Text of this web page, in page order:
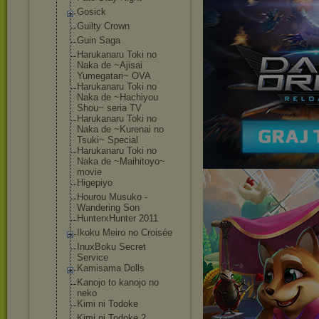
Gosick
Guilty Crown
Guin Saga
Harukanaru Toki no
Naka de ~Ajisai
Yumegatari~ OVA
Harukanaru Toki no
Naka de ~Hachiyou
Shou~ seria TV
Harukanaru Toki no
Naka de ~Kurenai no
Tsuki~ Special
Harukanaru Toki no
Naka de ~Maihitoyo~
movie
Higepiyo
Hourou Musuko -
Wandering Son
HunterxHunter 2011
Ikoku Meiro no Croisée
InuxBoku Secret
Service
Kamisama Dolls
Kanojo to kanojo no
neko
Kimi ni Todoke